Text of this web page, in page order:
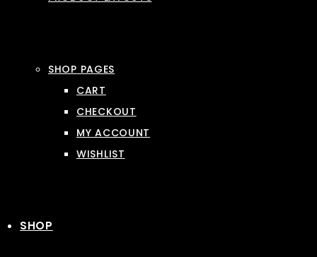
SHOP PAGES
CART
CHECKOUT
MY ACCOUNT
WISHLIST
SHOP